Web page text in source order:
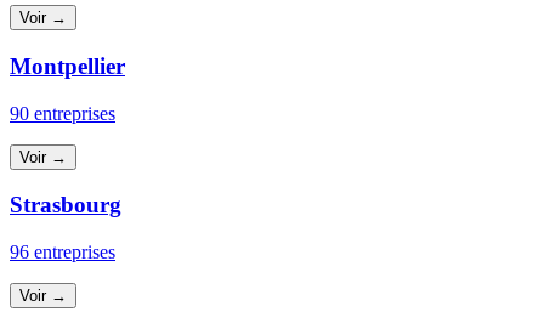
Voir →
Montpellier
90 entreprises
Voir →
Strasbourg
96 entreprises
Voir →